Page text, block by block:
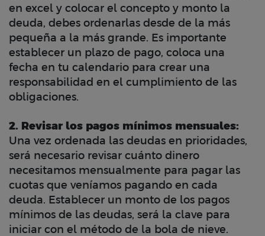
en excel y colocar el concepto y monto la
deuda, debes ordenarlas desde de la más
pequeña a la más grande. Es importante
establecer un plazo de pago, coloca una
fecha en tu calendario para crear una
responsabilidad en el cumplimiento de las
obligaciones.
2. Revisar los pagos mínimos mensuales:
Una vez ordenada las deudas en prioridades,
será necesario revisar cuánto dinero
necesitamos mensualmente para pagar las
cuotas que veníamos pagando en cada
deuda. Establecer un monto de los pagos
mínimos de las deudas, será la clave para
iniciar con el método de la bola de nieve.